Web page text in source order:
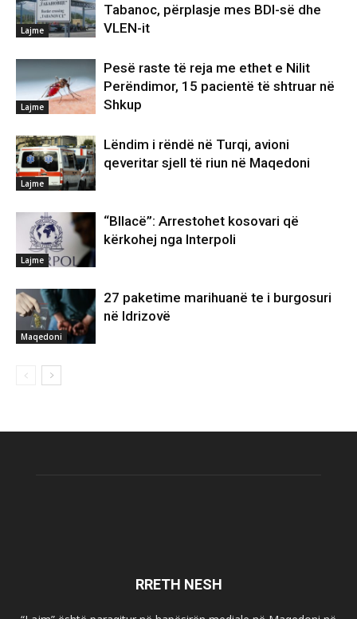
Lajme
Tabanoc, përplasje mes BDI-së dhe
VLEN-it
Lajme
Pesë raste të reja me ethet e Nilit
Perëndimor, 15 pacientë të shtruar në
Shkup
Lajme
Lëndim i rëndë në Turqi, avioni
qeveritar sjell të riun në Maqedoni
Lajme
“Bllacë”: Arrestohet kosovari që
kërkohej nga Interpoli
Maqedoni
27 paketime marihuanë te i burgosuri
në Idrizovë
RRETH NESH